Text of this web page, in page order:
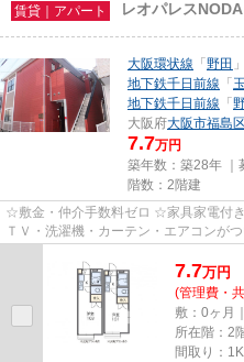
賃貸｜アパート レオパレスNODA
大阪環状線 「 野田
地下鉄千日前線 「
地下鉄千日前線 「
大阪府大阪市福島区
7.7万円
築年数：築28年 ｜
階数：2階建
☆敷金・仲介手数料ゼロ ☆家具家電付
ＴＶ・洗濯機・カーテン・エアコンが
7.7万円
(管理費・
敷：0ヶ月
所在階：2
間取り：1K